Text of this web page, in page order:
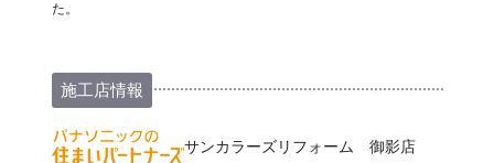
た。
施工店情報
サンカラーズリフォーム 御影店